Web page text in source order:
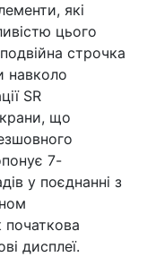
які
цього
строчка
навколо
SR
що
7-
у поєднанні з
початкова
дисплеї.